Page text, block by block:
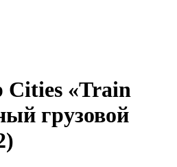
Cities «Train
грузовой